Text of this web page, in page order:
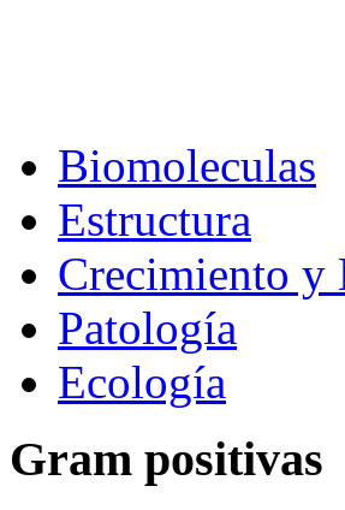
Biomoleculas
Estructura
Crecimiento y
Patología
Ecología
Gram positivas